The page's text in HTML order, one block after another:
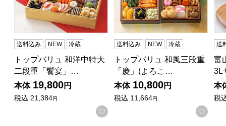
送料込み NEW 冷蔵
トップバリュ 和洋中特大
二段重「饗宴」…
本体 19,800円
税込 21,384円
お気に入りに登録する
送料込み NEW 冷蔵
トップバリュ 和風三段重
「慶」(よろこ…
本体 10,800円
税込 11,664円
お気
送
富
3L
本
税